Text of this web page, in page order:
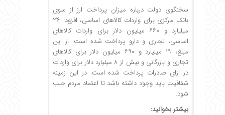
سخنگوی دولت درباره میزان پرداخت ارز از سوی
بانک مرکزی برای واردات کالاهای اساسی، افزود: ۳۶
میلیارد و ۶۶۰ میلیون دلار برای واردات کالاهای
اساسی، تجاری و دارو پرداخت شده است. از این
مبلغ، ۱۹ میلیارد و ۶۹۰ میلیون دلار برای کالاهای
تجاری و بازرگانی و بیش از ۸ میلیارد دلار برای واردات
در ازای صادرات پرداخت شده است. در این زمینه
شفافیت باید وجود داشته باشد تا اعتماد مردم جلب
شود.
بیشتر بخوانید: